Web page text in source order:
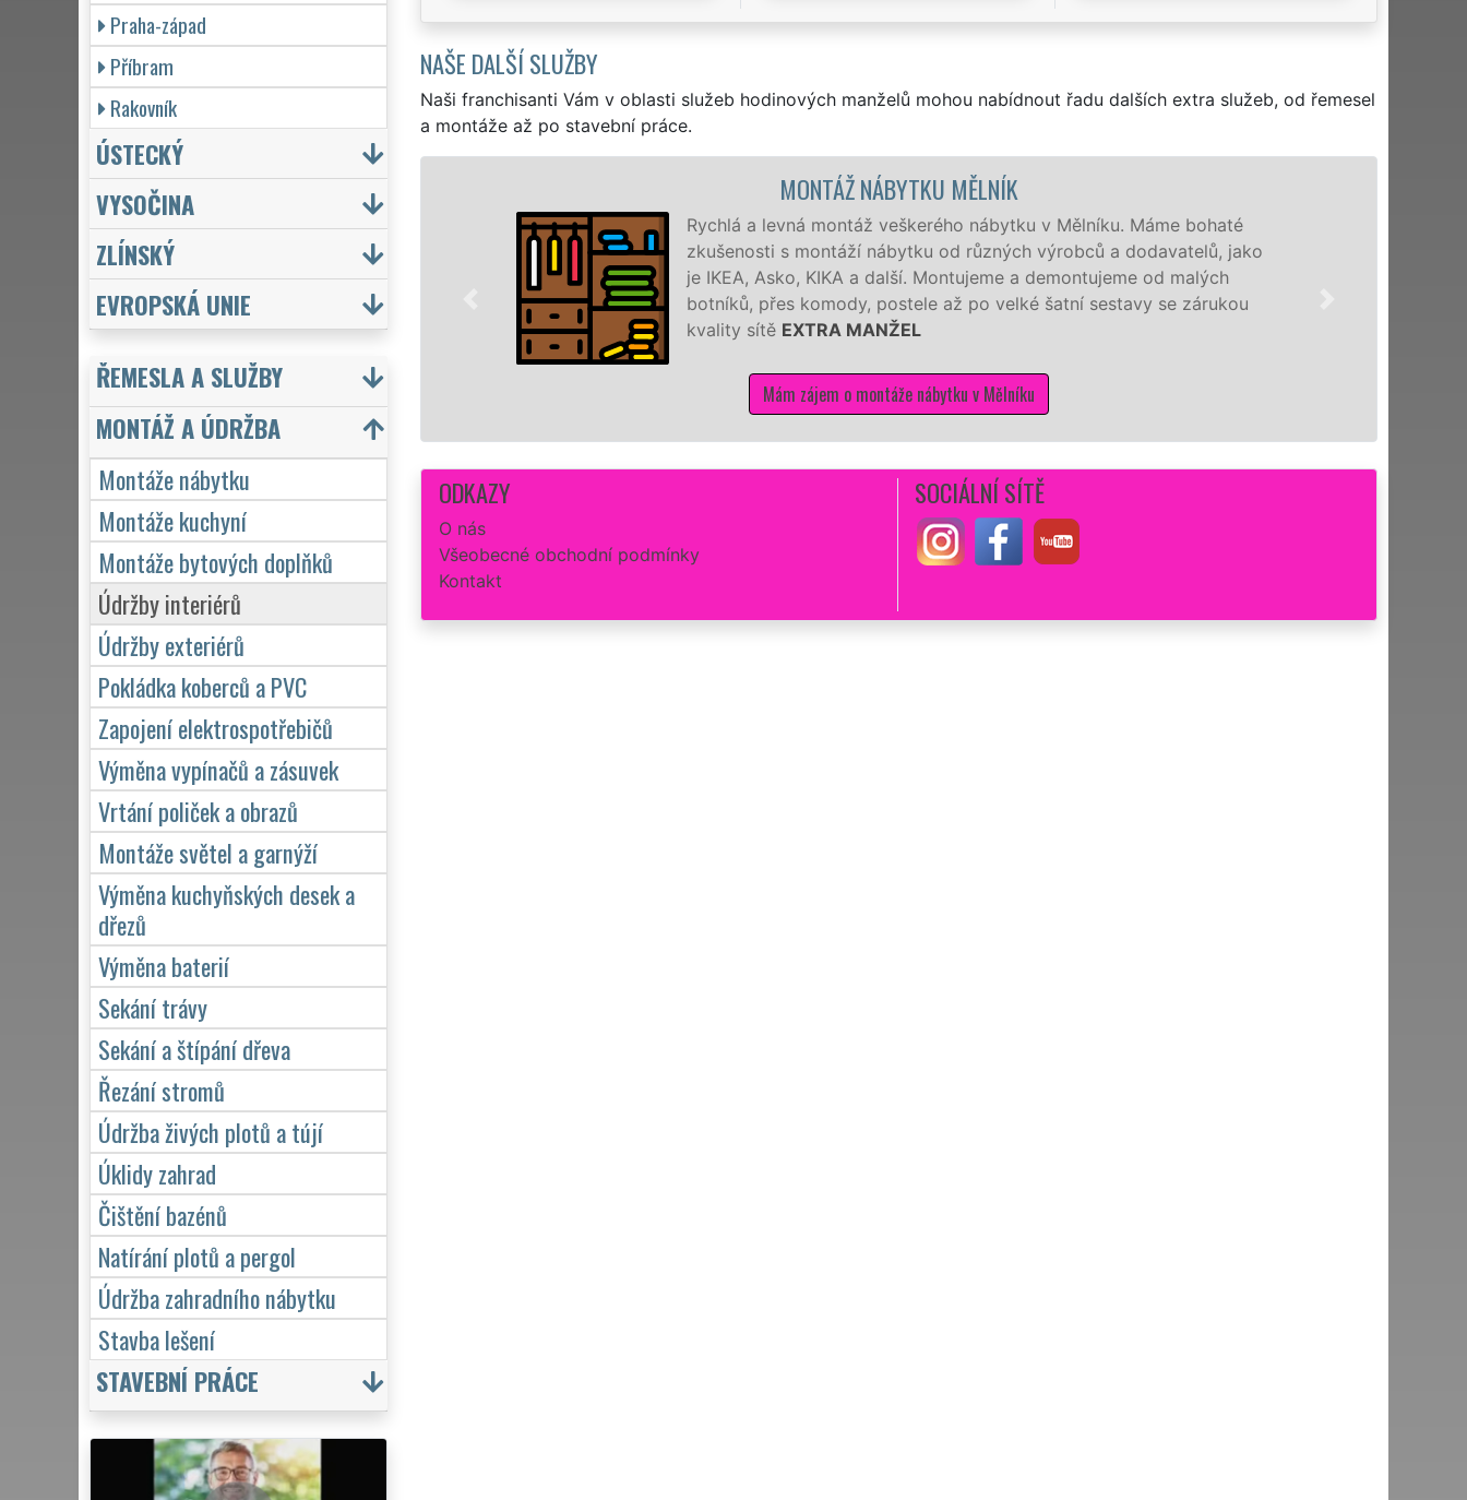
NAŠE DALŠÍ SLUŽBY
Naši franchisanti Vám v oblasti služeb hodinových manželů mohou nabídnout řadu dalších extra služeb, od řemesel
a montáže až po stavební práce.
Rychlá a levná montáž veškerého nábytku v Mělníku. Máme bohaté
zkušenosti s montáží nábytku od různých výrobců a dodavatelů, jako
je IKEA, Asko, KIKA a další. Montujeme a demontujeme od malých
botníků, přes komody, postele až po velké šatní sestavy se zárukou
kvality sítěEXTRA MANŽEL
Mám zájem o montáže nábytku v Mělníku
ODKAZY
O nás
Všeobecné obchodní podmínky
Kontakt
SOCIÁLNÍ SÍTĚ
Praha-západ
Příbram
Rakovník
ÚSTECKÝ
VYSOČINA
ZLÍNSKÝ
EVROPSKÁ UNIE
ŘEMESLA A SLUŽBY
MONTÁŽ A ÚDRŽBA
Montáže nábytku
Montáže kuchyní
Montáže bytových doplňků
Údržby interiérů
Údržby exteriérů
Pokládka koberců a PVC
Zapojení elektrospotřebičů
Výměna vypínačů a zásuvek
Vrtání poliček a obrazů
Montáže světel a garnýží
Výměna kuchyňských desek a
dřezů
Výměna baterií
Sekání trávy
Sekání a štípání dřeva
Řezání stromů
Údržba živých plotů a tújí
Úklidy zahrad
Čištění bazénů
Natírání plotů a pergol
Údržba zahradního nábytku
Stavba lešení
STAVEBNÍ PRÁCE